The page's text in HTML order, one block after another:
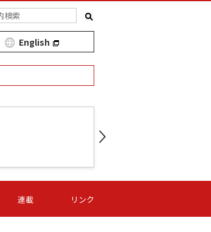
English
第16節 09/06 (日) 15:00
- -
連載 リンク